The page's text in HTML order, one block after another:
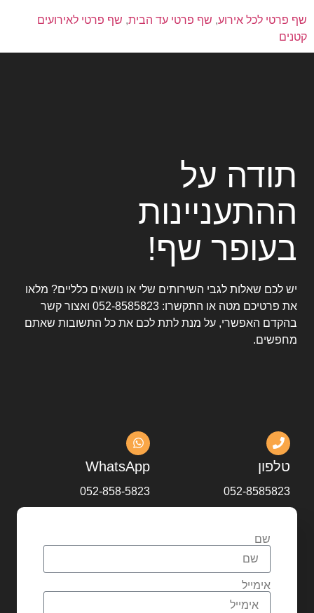
שף פרטי לכל אירוע, שף פרטי עד הבית, שף פרטי לאירועים
קטנים
תודה על
ההתעניינות
בעופר שף!
יש לכם שאלות לגבי השירותים שלי או נושאים כלליים? מלאו
את פרטיכם מטה או התקשרו: 052-8585823 ואצור קשר
בהקדם האפשרי, על מנת לתת לכם את כל התשובות שאתם
מחפשים.
טלפון
052-8585823
WhatsApp
052-858-5823
שם
אימייל